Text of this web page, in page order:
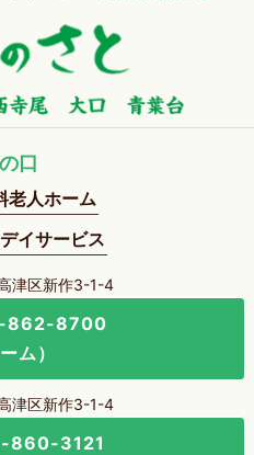
口
老人ホーム
イサービス
津区新作3-1-4
862-8700
ム）
津区新作3-1-4
860-3121